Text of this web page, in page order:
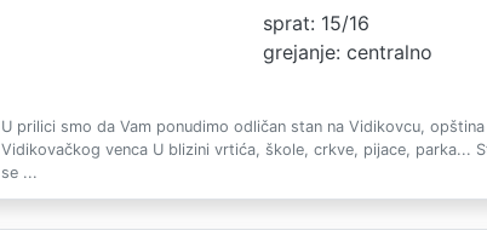
sprat: 15/16
grejanje: centralno
U prilici smo da Vam ponudimo odličan stan na Vidikovcu,
Vidikovačkog venca U blizini vrtića, škole, crkve, pijace, parka...
se ...